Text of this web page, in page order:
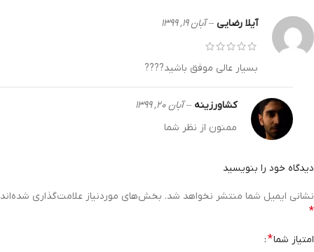
آيلا رضايي – آبان ۱۹, ۱۳۹۹
بسیار عالی موفق باشید????
کشاورزینه – آبان ۲۰, ۱۳۹۹
ممنون از نظر شما
دیدگاه خود را بنویسید
نشانی ایمیل شما منتشر نخواهد شد. بخش‌های موردنیاز علامت‌گذاری شده‌اند
*
امتیاز شما*